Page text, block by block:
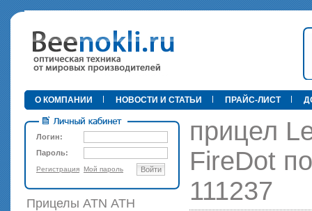
•
О КОМПАНИИ НОВОСТИ И СТАТЬИ ПРАЙС-ЛИСТ
Логин:
Пароль:
Регистрация Мой пароль Войти
Прицелы ATN АТН
прицел
FireDot
111237